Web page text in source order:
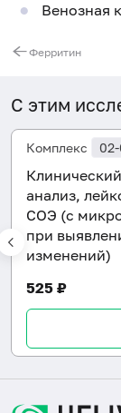
Венозная
Ферритин
С этим
Комплекс
анализ,
СОЭ (с
при
изменений)
525 ₽